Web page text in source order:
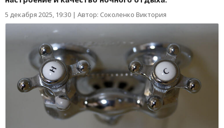
5 декабря 2025, 19:30 | Автор: Соколенко Виктория